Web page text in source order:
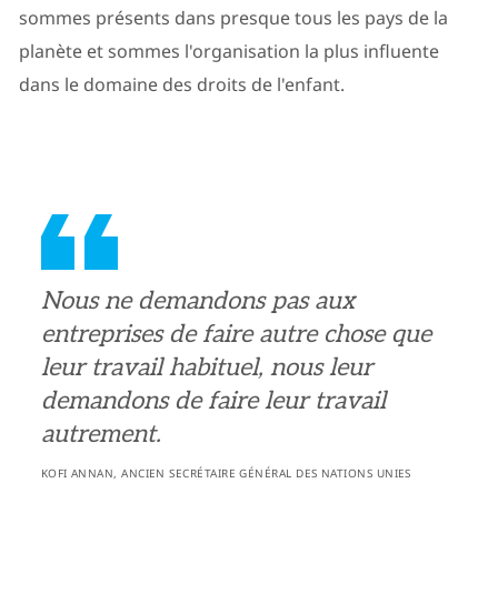
sommes présents dans presque tous les pays de la
planète et sommes l'organisation la plus influente
dans le domaine des droits de l'enfant.
Nous ne demandons pas aux
entreprises de faire autre chose que
leur travail habituel, nous leur
demandons de faire leur travail
autrement.
KOFI ANNAN, ANCIEN SECRÉTAIRE GÉNÉRAL DES NATIONS UNIES